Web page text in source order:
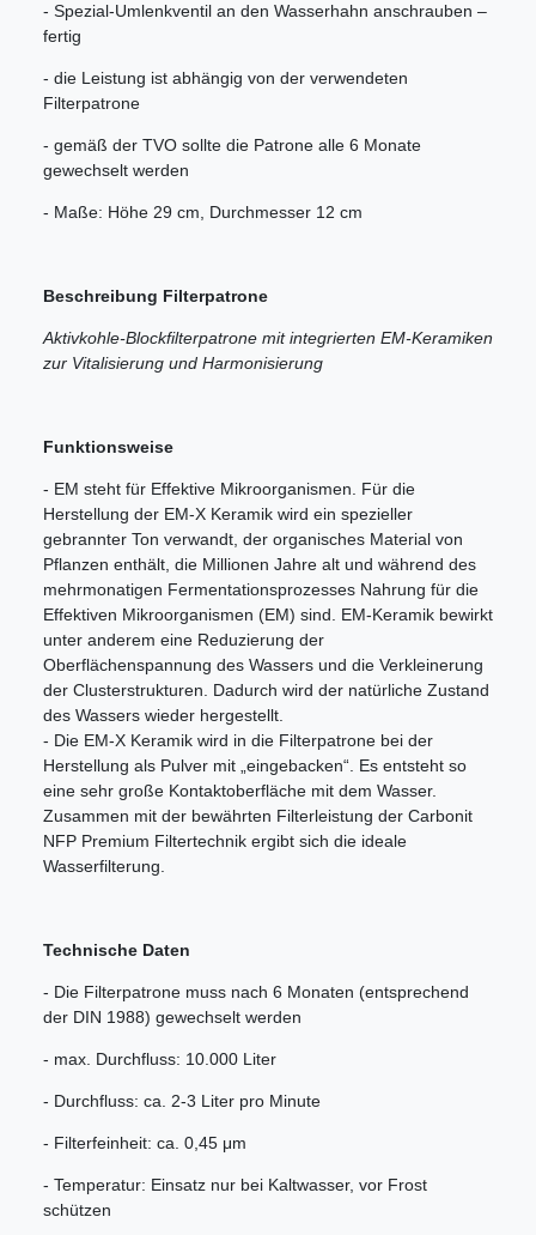
- Spezial-Umlenkventil an den Wasserhahn anschrauben –
fertig
- die Leistung ist abhängig von der verwendeten
Filterpatrone
- gemäß der TVO sollte die Patrone alle 6 Monate
gewechselt werden
- Maße: Höhe 29 cm, Durchmesser 12 cm
Beschreibung Filterpatrone
Aktivkohle-Blockfilterpatrone mit integrierten EM-Keramiken
zur Vitalisierung und Harmonisierung
Funktionsweise
- EM steht für Effektive Mikroorganismen. Für die
Herstellung der EM-X Keramik wird ein spezieller
gebrannter Ton verwandt, der organisches Material von
Pflanzen enthält, die Millionen Jahre alt und während des
mehrmonatigen Fermentationsprozesses Nahrung für die
Effektiven Mikroorganismen (EM) sind. EM-Keramik bewirkt
unter anderem eine Reduzierung der
Oberflächenspannung des Wassers und die Verkleinerung
der Clusterstrukturen. Dadurch wird der natürliche Zustand
des Wassers wieder hergestellt.
- Die EM-X Keramik wird in die Filterpatrone bei der
Herstellung als Pulver mit „eingebacken“. Es entsteht so
eine sehr große Kontaktoberfläche mit dem Wasser.
Zusammen mit der bewährten Filterleistung der Carbonit
NFP Premium Filtertechnik ergibt sich die ideale
Wasserfilterung.
Technische Daten
- Die Filterpatrone muss nach 6 Monaten (entsprechend
der DIN 1988) gewechselt werden
- max. Durchfluss: 10.000 Liter
- Durchfluss: ca. 2-3 Liter pro Minute
- Filterfeinheit: ca. 0,45 μm
- Temperatur: Einsatz nur bei Kaltwasser, vor Frost
schützen